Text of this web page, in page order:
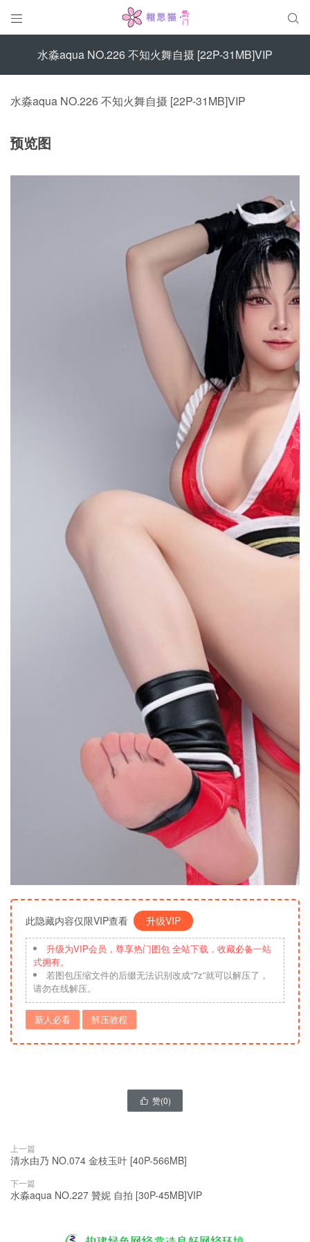
 
水淼aqua NO.226 不知火舞自摄 [22P-31MB]VIP
水淼aqua NO.226 不知火舞自摄 [22P-31MB]VIP
预览图
此隐藏内容仅限VIP查看 升级VIP
升级为VIP会员，尊享热门图包 全站下载，收藏必备一站
式拥有。
若图包压缩文件的后缀无法识别改成“7z”就可以解压了，
请勿在线解压。
新人必看 解压教程
 赞(0)
上一篇
清水由乃 NO.074 金枝玉叶 [40P-566MB]
下一篇
水淼aqua NO.227 贊妮 自拍 [30P-45MB]VIP